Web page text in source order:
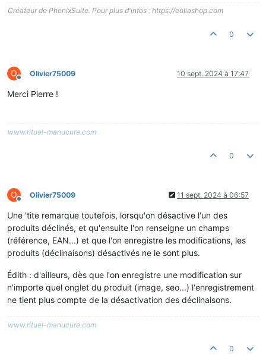
Créateur de PhenixSuite. Pour plus d'infos : https://eoliashop.com
0
O
Hors-ligne
Olivier75009 10 sept. 2024 à 17:47
Merci Pierre !
www.rituel-manucure.com
0
O
Hors-ligne
Olivier75009 11 sept. 2024 à 06:57
Une 'tite remarque toutefois, lorsqu'on désactive l'un des
produits déclinés, et qu'ensuite l'on renseigne un champs
(référence, EAN...) et que l'on enregistre les modifications, les
produits (déclinaisons) désactivés ne le sont plus.
Édith : d'ailleurs, dès que l'on enregistre une modification sur
n'importe quel onglet du produit (image, seo...) l'enregistrement
ne tient plus compte de la désactivation des déclinaisons.
www.rituel-manucure.com
0